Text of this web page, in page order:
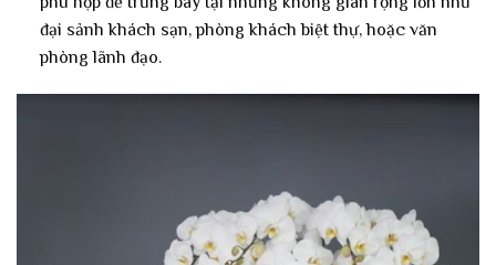
đại sảnh khách sạn, phòng khách biệt thự, hoặc văn
phòng lãnh đạo.